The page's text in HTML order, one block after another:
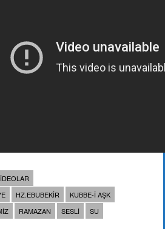
HZ.EBUBEKIR
KUBBE-I AŞK
RAMAZAN SESLI SU